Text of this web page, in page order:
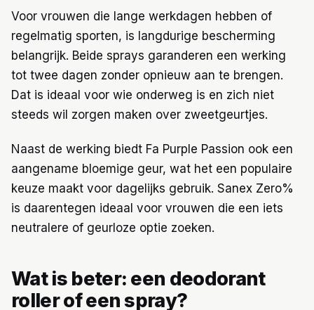
Voor vrouwen die lange werkdagen hebben of
regelmatig sporten, is langdurige bescherming
belangrijk. Beide sprays garanderen een werking
tot twee dagen zonder opnieuw aan te brengen.
Dat is ideaal voor wie onderweg is en zich niet
steeds wil zorgen maken over zweetgeurtjes.
Naast de werking biedt Fa Purple Passion ook een
aangename bloemige geur, wat het een populaire
keuze maakt voor dagelijks gebruik. Sanex Zero%
is daarentegen ideaal voor vrouwen die een iets
neutralere of geurloze optie zoeken.
Wat is beter: een deodorant
roller of een spray?